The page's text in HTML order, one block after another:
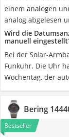
einem analogen
analog abgelesen
Wird die
manuell
Bei der Solar-
Funkuhr. Die Uhr
Wochentag, der
Bering
Bestseller